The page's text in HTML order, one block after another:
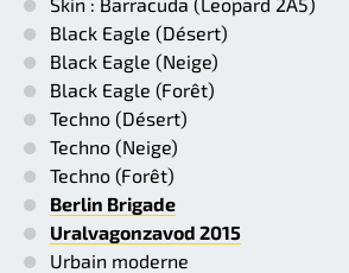
Black Eagle (Désert)
Black Eagle (Neige)
Black Eagle (Forêt)
Techno (Désert)
Techno (Neige)
Techno (Forêt)
Berlin Brigade
Uralvagonzavod 2015
Urbain moderne